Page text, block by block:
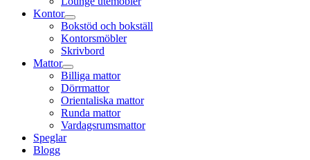
Kontor
Bokstöd och bokställ
Kontorsmöbler
Skrivbord
Mattor
Billiga mattor
Dörrmattor
Orientaliska mattor
Runda mattor
Vardagsrumsmattor
Speglar
Blogg